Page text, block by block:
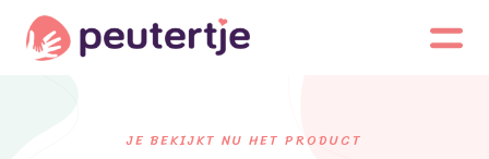
JE BEKIJKT NU HET PRODUCT